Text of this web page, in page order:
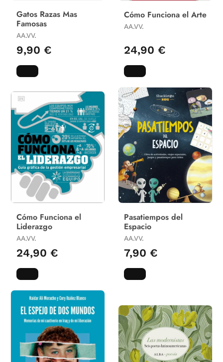
Gatos Razas Mas
Famosas
AA.VV.
9,90 €
Cómo Funciona el Arte
AA.VV.
24,90 €
Cómo Funciona el
Liderazgo
AA.VV.
24,90 €
Pasatiempos del
Espacio
AA.VV.
7,90 €